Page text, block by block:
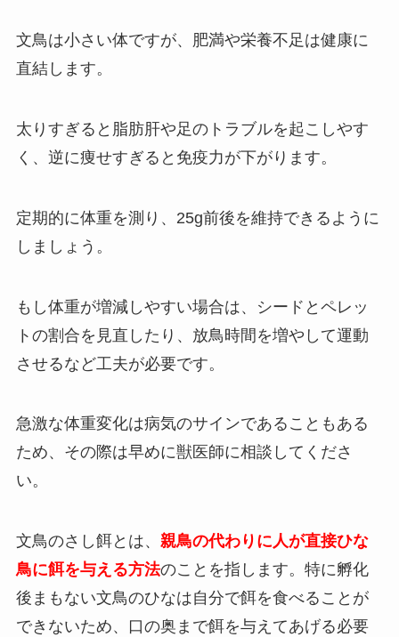
文鳥は小さい体ですが、肥満や栄養不足は健康に
直結します。
太りすぎると脂肪肝や足のトラブルを起こしやす
く、逆に痩せすぎると免疫力が下がります。
定期的に体重を測り、25g前後を維持できるように
しましょう。
もし体重が増減しやすい場合は、シードとペレッ
トの割合を見直したり、放鳥時間を増やして運動
させるなど工夫が必要です。
急激な体重変化は病気のサインであることもある
ため、その際は早めに獣医師に相談してくださ
い。
文鳥のさし餌とは、 親鳥の代わりに人が直接ひな
鳥に餌を与える方法のことを指します。特に孵化
後まもない文鳥のひなは自分で餌を食べることが
できないため、口の奥まで餌を与えてあげる必要